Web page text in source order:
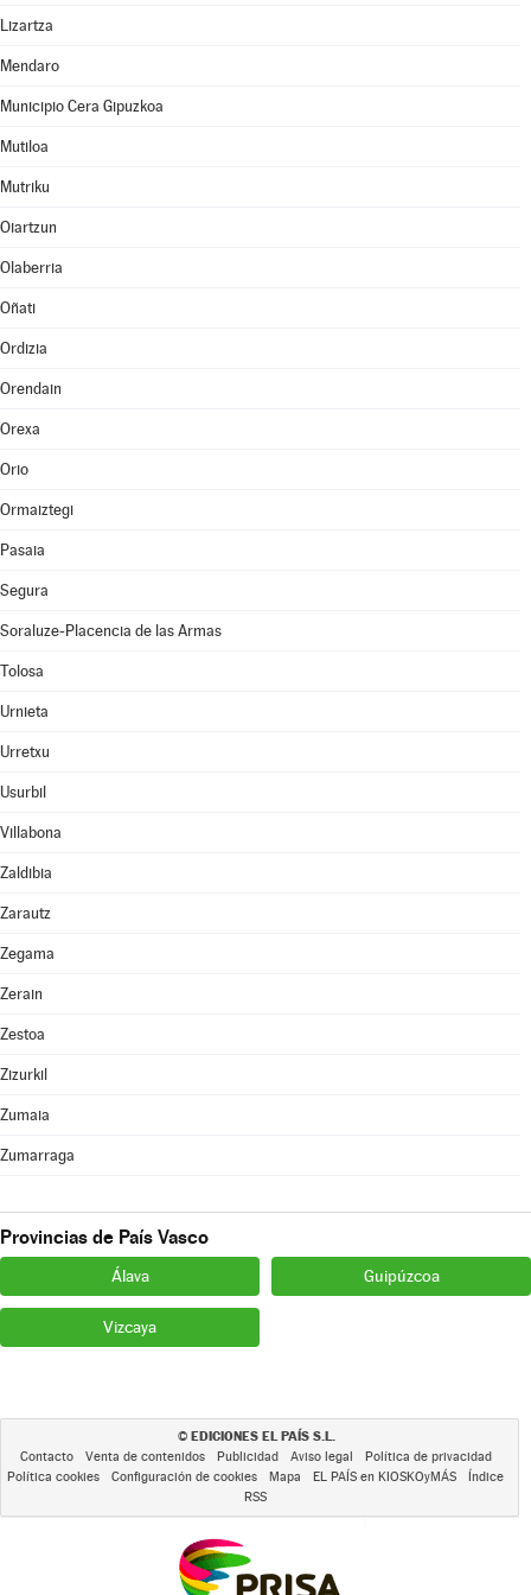
Lizartza
Mendaro
Municipio Cera Gipuzkoa
Mutiloa
Mutriku
Oiartzun
Olaberria
Oñati
Ordizia
Orendain
Orexa
Orio
Ormaiztegi
Pasaia
Segura
Soraluze-Placencia de las Armas
Tolosa
Urnieta
Urretxu
Usurbil
Villabona
Zaldibia
Zarautz
Zegama
Zerain
Zestoa
Zizurkil
Zumaia
Zumarraga
Provincias de País Vasco
Álava Guipúzcoa
Vizcaya
© EDICIONES EL PAÍS S.L.
Contacto Venta de contenidos Publicidad Aviso legal
Política de privacidad
Política cookies
Configuración de cookies Mapa EL PAÍS en KIOSKOyMÁS
Índice
RSS